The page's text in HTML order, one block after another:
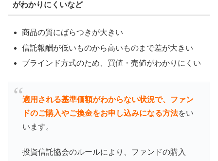
がわかりにくいなど
商品の質にばらつきが大きい
信託報酬が低いものから高いものまで差が大きい
ブラインド方式のため、買値・売値がわかりにくい
適用される基準価額がわからない状況で、ファン
ドのご購入やご換金をお申し込みになる方法をい
います。
投資信託協会のルールにより、ファンドの購入